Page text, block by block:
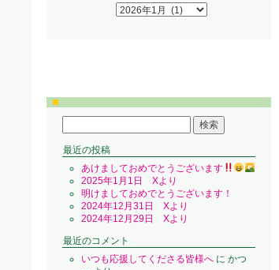
索:
最近の投稿
あけましておめでとうございます
2025年1月1日 Xより
明けましておめでとうございます！
2024年12月31日 Xより
2024年12月29日 Xより
最近のコメント
いつも応援してくださる皆様へ に かつ